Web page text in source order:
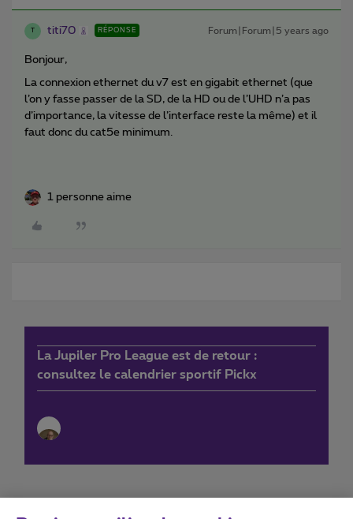
titi70 RÉPONSE Forum|Forum|5 years ago
Bonjour,
La connexion ethernet du v7 est en gigabit ethernet (que
l’on y fasse passer de la SD, de la HD ou de l’UHD n’a pas
d’importance, la vitesse de l’interface reste la même) et il
faut donc du cat5e minimum.
1 personne aime
La Jupiler Pro League est de retour :
consultez le calendrier sportif Pickx